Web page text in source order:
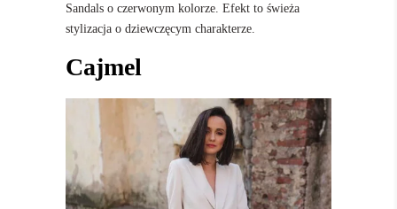
Sandals o czerwonym kolorze. Efekt to świeża
stylizacja o dziewczęcym charakterze.
Cajmel